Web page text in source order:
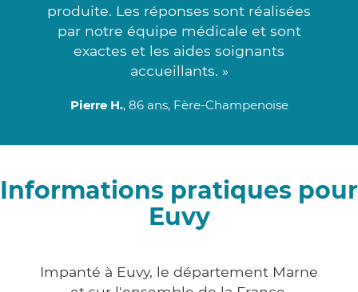
produite. Les réponses sont réalisées
par notre équipe médicale et sont
exactes et les aides soignants
accueillants. »
Pierre H., 86 ans, Fère-Champenoise
Informations pratiques pour
Euvy
Impanté à Euvy, le département Marne